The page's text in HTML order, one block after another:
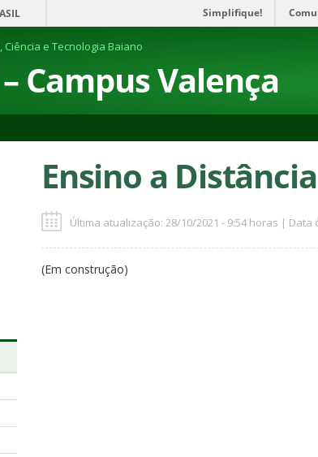
Simplifique!
e Tecnologia Baiano
Campus Valença
Ensino a
Última atualização: 28/10/2021 - 9:54 horas | Data
(Em construção)